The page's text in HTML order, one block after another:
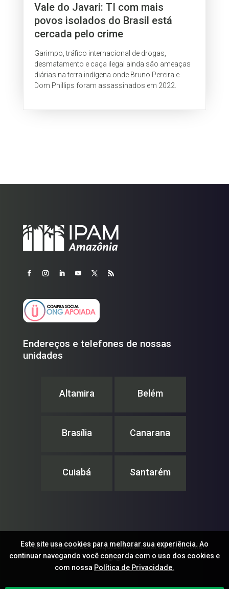
Vale do Javari: TI com mais
povos isolados do Brasil está
cercada pelo crime
Garimpo, tráfico internacional de drogas,
desmatamento e caça ilegal ainda são ameaças
diárias na terra indígena onde Bruno Pereira e
Dom Phillips foram assassinados em 2022.
Endereços e telefones de nossas
unidades
Altamira Belém
Brasília Canarana
Cuiabá Santarém
IPAM – Instituto de Pesquisa Ambiental da Amazônia
© ®
Este site usa cookies para melhorar sua experiência. Ao
continuar navegando você concorda com o uso dos cookies e
com nossa Política de Privacidade.